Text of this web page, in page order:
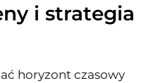
i strategia
horyzont czasowy